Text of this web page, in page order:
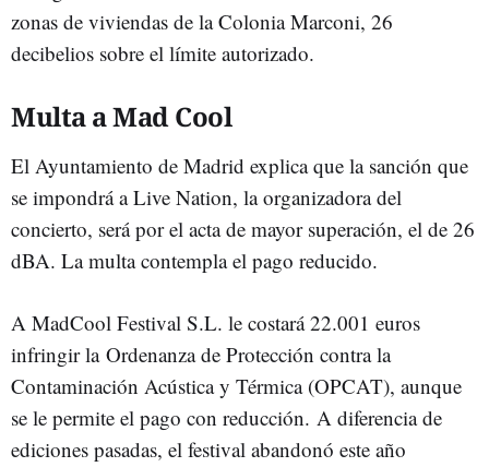
zonas de viviendas de la Colonia Marconi, 26
decibelios sobre el límite autorizado.
Multa a Mad Cool
El Ayuntamiento de Madrid explica que la sanción que
se impondrá a Live Nation, la organizadora del
concierto, será por el acta de mayor superación, el de 26
dBA. La multa contempla el pago reducido.
A MadCool Festival S.L. le costará 22.001 euros
infringir la Ordenanza de Protección contra la
Contaminación Acústica y Térmica (OPCAT), aunque
se le permite el pago con reducción. A diferencia de
ediciones pasadas, el festival abandonó este año